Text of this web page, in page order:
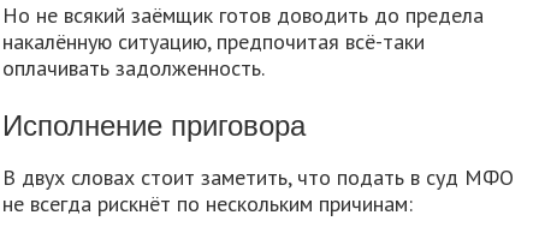
Но не всякий заёмщик готов доводить до предела
накалённую ситуацию, предпочитая всё-таки
оплачивать задолженность.
Исполнение приговора
В двух словах стоит заметить, что подать в суд МФО
не всегда рискнёт по нескольким причинам: